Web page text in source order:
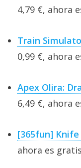
4,79 €, ahora
Train
0,99 €, ahora
Apex Olira:
6,49 €, ahora
[365fun]
ahora es